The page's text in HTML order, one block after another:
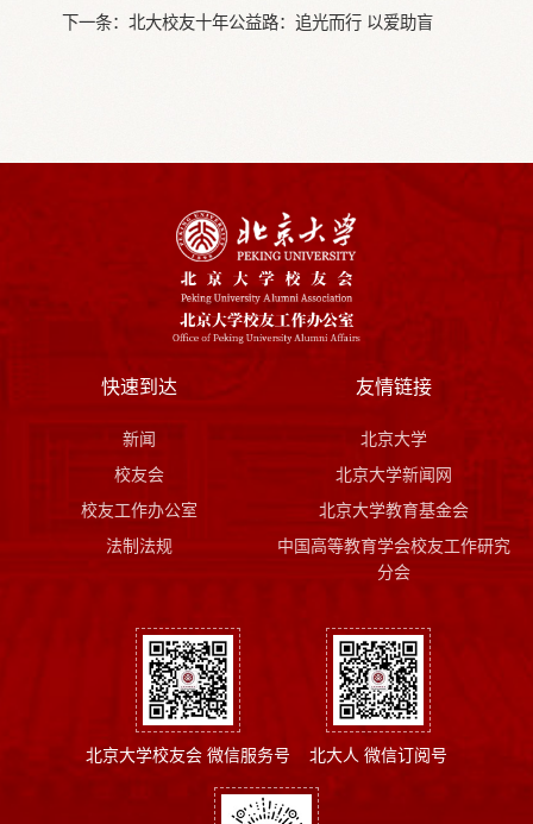
下一条： 北大校友十年公益路：追光而行 以爱助盲
快速到达
新闻
校友会
校友工作办公室
法制法规
友情链接
北京大学
北京大学新闻网
北京大学教育基金会
中国高等教育学会校友工作研究
分会
北京大学校友会 微信服务号 北大人 微信订阅号